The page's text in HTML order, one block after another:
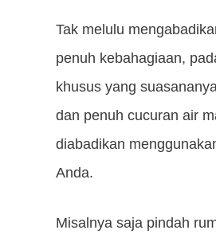
Tak melulu
penuh kebahagiaan,
khusus yang
dan penuh cucuran air
diabadikan
Anda.
Misalnya saja pindah